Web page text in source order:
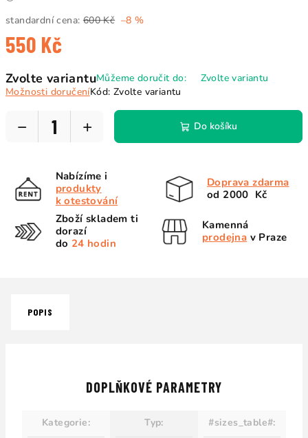
standardní cena: 600 Kč –8 %
550 Kč
cena:
Zvolte variantuMůžeme doručit do:
Zvolte variantu
Možnosti doručeníKód: Zvolte variantu
+
− Do košíku
Nabízíme i
produkty
k otestování
Doprava zdarma
od 2000 Kč
Zboží skladem ti
dorazí
do 24 hodin
Kamenná
prodejna v Praze
POPIS
DOPLŇKOVÉ PARAMETRY
Kategorie: Typ: #sizes_table#: